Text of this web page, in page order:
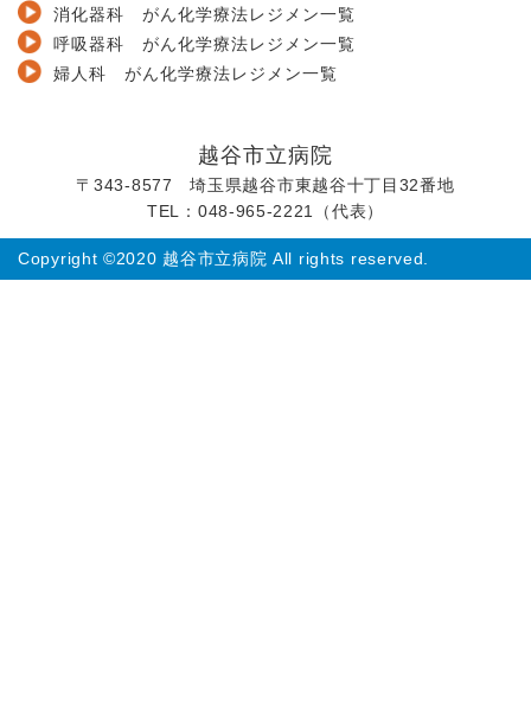
消化器科 がん化学療法レジメン一覧
呼吸器科 がん化学療法レジメン一覧
婦人科 がん化学療法レジメン一覧
越谷市立病院
〒343-8577 埼玉県越谷市東越谷十丁目32番地
TEL：048-965-2221（代表）
Copyright ©2020 越谷市立病院 All rights reserved.